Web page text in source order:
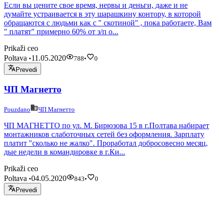
Если вы цените свое время, нервы и деньги, даже и не
думайте устраивается в эту шарашкину контору, в которой
обращаются с людьми как с " скотиной" , пока работаете, Вам
" платят" примерно 60% от з/п о...
Prikaži ceo
Poltava •11.05.2020 788•
0
Prevedi
ЧП Магнетто
Pouzdano ЧП Магнетто
ЧП МАГНЕТТО по ул. М. Бирюзова 15 в г.Полтава набирает
монтажников слаботочных сетей без оформления. Зарплату
платит "сколько не жалко". Проработал добросовесно месяц,
дые недели в командировке в г.Ки...
Prikaži ceo
Poltava •04.05.2020 843•
0
Prevedi